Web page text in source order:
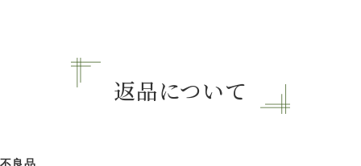
返品について